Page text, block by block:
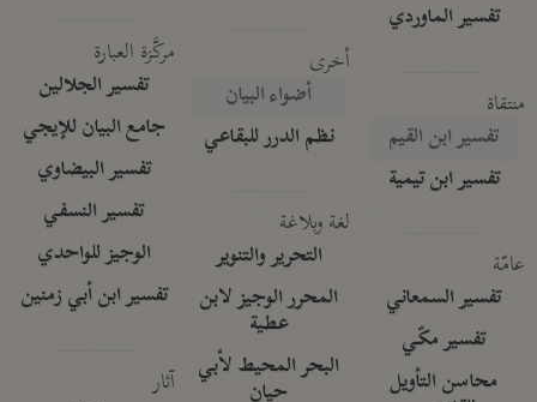
تفسير الماوردي
منتقاة
تفسير ابن القيم
تفسير ابن تيمية
عامّة
تفسير السمعاني
تفسير مكّي
محاسن التأويل
أخرى
أضواء البيان
نظم الدرر للبقاعي
لغة وبلاغة
التحرير والتنوير
المحرر الوجيز لابن
عطية
البحر المحيط لأبي
حيان
مركَّزة العبارة
تفسير الجلالين
جامع البيان للإيجي
تفسير البيضاوي
تفسير النسفي
الوجيز للواحدي
تفسير ابن أبي زمنين
آثار